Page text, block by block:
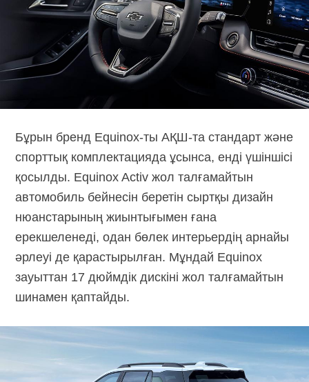
Бұрын бренд Equinox-ты АҚШ-та стандарт және
спорттық комплектацияда ұсынса, енді үшіншісі
қосылды. Equinox Activ жол талғамайтын
автомобиль бейнесін беретін сыртқы дизайн
нюанстарының жиынтығымен ғана
ерекшеленеді, одан бөлек интерьердің арнайы
әрлеуі де қарастырылған. Мұндай Equinox
зауыттан 17 дюймдік дискіні жол талғамайтын
шинамен қаптайды.